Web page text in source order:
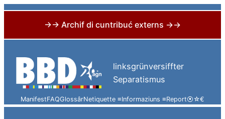
→→ Archif di cuntribuć externs →→
content
linksgrünversiffter
Separatismus
ManifestFAQGlossârNetiquette ≡Informaziuns ≡Report⦿☆€